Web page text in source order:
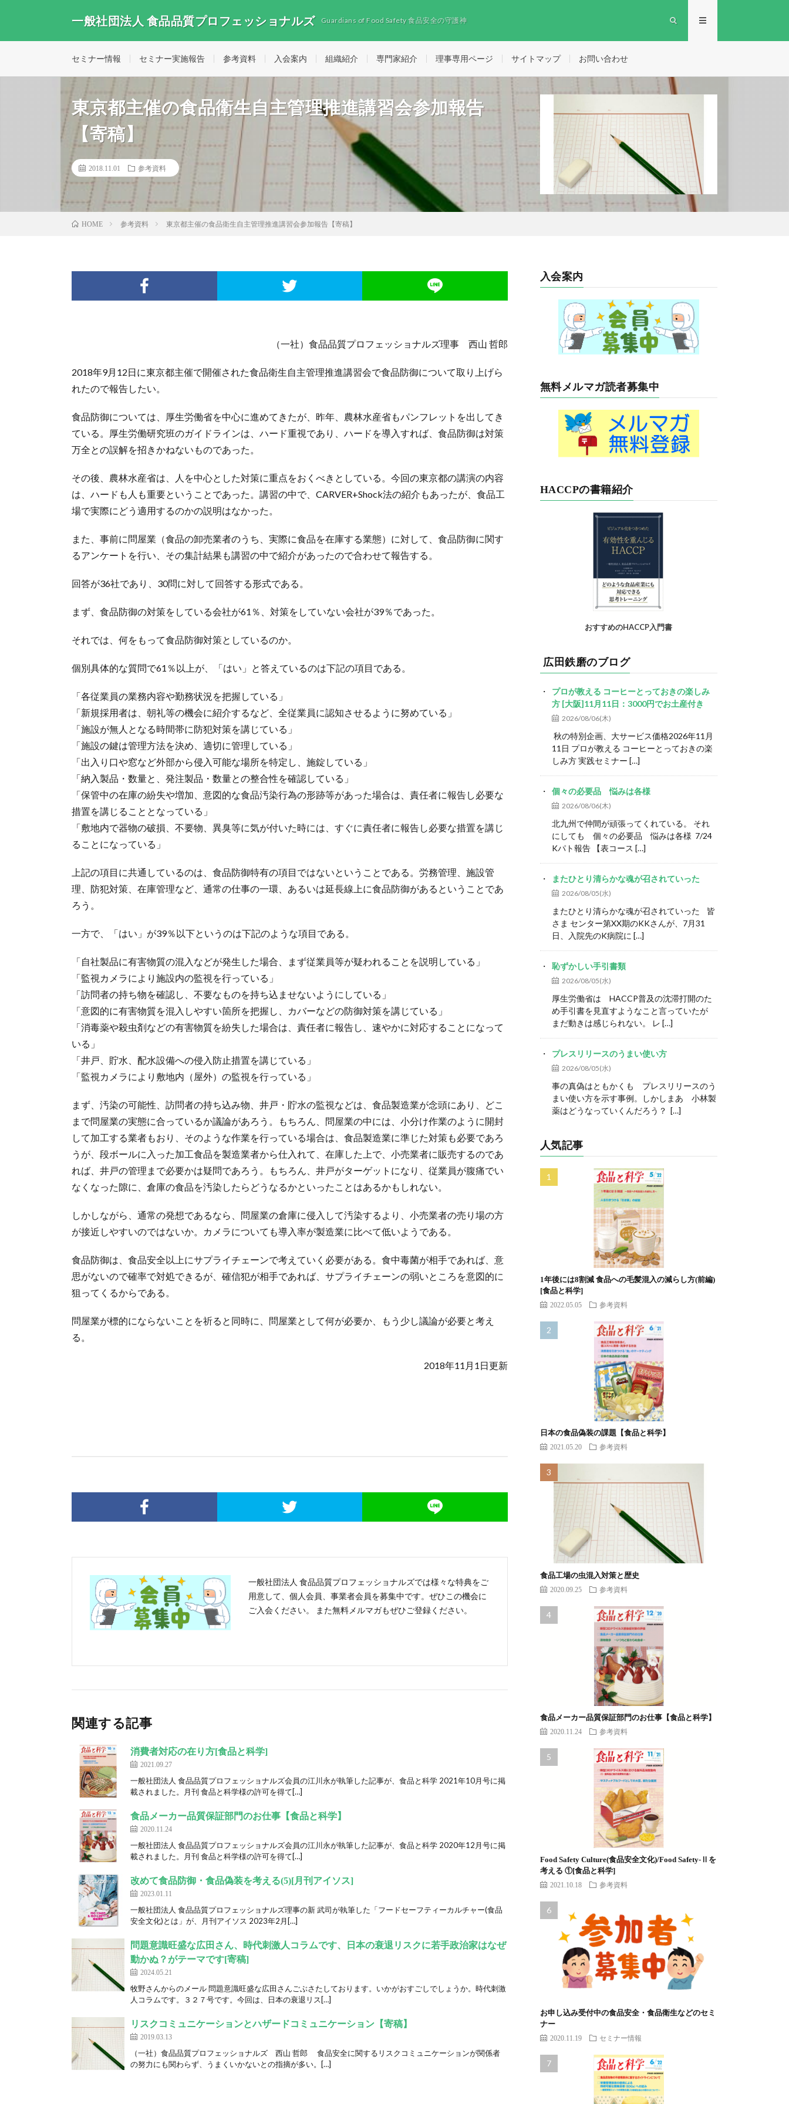
一般社団法人 食品品質プロフェッショナルズ Guardians of Food Safety 食品安全の守護神
セミナー情報 セミナー実施報告 参考資料 入会案内 組織紹介 専門家紹介 理事専用ページ サイトマップ お問い合わせ
東京都主催の食品衛生自主管理推進講習会参加報告
【寄稿】
2018.11.01 参考資料
HOME 参考資料 東京都主催の食品衛生自主管理推進講習会参加報告【寄稿】
（一社）食品品質プロフェッショナルズ理事 西山 哲郎
2018年9月12日に東京都主催で開催された食品衛生自主管理推進講習会で食品防御について取り上げら
れたので報告したい。
食品防御については、厚生労働省を中心に進めてきたが、昨年、農林水産省もパンフレットを出してき
ている。厚生労働研究班のガイドラインは、ハード重視であり、ハードを導入すれば、食品防御は対策
万全との誤解を招きかねないものであった。
その後、農林水産省は、人を中心とした対策に重点をおくべきとしている。今回の東京都の講演の内容
は、ハードも人も重要ということであった。講習の中で、CARVER+Shock法の紹介もあったが、食品工
場で実際にどう適用するのかの説明はなかった。
また、事前に問屋業（食品の卸売業者のうち、実際に食品を在庫する業態）に対して、食品防御に関す
るアンケートを行い、その集計結果も講習の中で紹介があったので合わせて報告する。
回答が36社であり、30問に対して回答する形式である。
まず、食品防御の対策をしている会社が61％、対策をしていない会社が39％であった。
それでは、何をもって食品防御対策としているのか。
個別具体的な質問で61％以上が、「はい」と答えているのは下記の項目である。
「各従業員の業務内容や勤務状況を把握している」
「新規採用者は、朝礼等の機会に紹介するなど、全従業員に認知させるように努めている」
「施設が無人となる時間帯に防犯対策を講じている」
「施設の鍵は管理方法を決め、適切に管理している」
「出入り口や窓など外部から侵入可能な場所を特定し、施錠している」
「納入製品・数量と、発注製品・数量との整合性を確認している」
「保管中の在庫の紛失や増加、意図的な食品汚染行為の形跡等があった場合は、責任者に報告し必要な
措置を講じることとなっている」
「敷地内で器物の破損、不要物、異臭等に気が付いた時には、すぐに責任者に報告し必要な措置を講じ
ることになっている」
上記の項目に共通しているのは、食品防御特有の項目ではないということである。労務管理、施設管
理、防犯対策、在庫管理など、通常の仕事の一環、あるいは延長線上に食品防御があるということであ
ろう。
一方で、「はい」が39％以下というのは下記のような項目である。
「自社製品に有害物質の混入などが発生した場合、まず従業員等が疑われることを説明している」
「監視カメラにより施設内の監視を行っている」
「訪問者の持ち物を確認し、不要なものを持ち込ませないようにしている」
「意図的に有害物質を混入しやすい箇所を把握し、カバーなどの防御対策を講じている」
「消毒薬や殺虫剤などの有害物質を紛失した場合は、責任者に報告し、速やかに対応することになって
いる」
「井戸、貯水、配水設備への侵入防止措置を講じている」
「監視カメラにより敷地内（屋外）の監視を行っている」
まず、汚染の可能性、訪問者の持ち込み物、井戸・貯水の監視などは、食品製造業が念頭にあり、どこ
まで問屋業の実態に合っているか議論があろう。もちろん、問屋業の中には、小分け作業のように開封
して加工する業者もおり、そのような作業を行っている場合は、食品製造業に準じた対策も必要であろ
うが、段ボールに入った加工食品を製造業者から仕入れて、在庫した上で、小売業者に販売するのであ
れば、井戸の管理まで必要かは疑問であろう。もちろん、井戸がターゲットになり、従業員が腹痛でい
なくなった隙に、倉庫の食品を汚染したらどうなるかといったことはあるかもしれない。
しかしながら、通常の発想であるなら、問屋業の倉庫に侵入して汚染するより、小売業者の売り場の方
が接近しやすいのではないか。カメラについても導入率が製造業に比べて低いようである。
食品防御は、食品安全以上にサプライチェーンで考えていく必要がある。食中毒菌が相手であれば、意
思がないので確率で対処できるが、確信犯が相手であれば、サプライチェーンの弱いところを意図的に
狙ってくるからである。
問屋業が標的にならないことを祈ると同時に、問屋業として何が必要か、もう少し議論が必要と考え
る。
2018年11月1日更新
一般社団法人 食品品質プロフェッショナルズでは様々な特典をご
用意して、個人会員、事業者会員を募集中です。ぜひこの機会に
ご入会ください。 また無料メルマガもぜひご登録ください。
関連する記事
消費者対応の在り方[食品と科学]
2021.09.27
一般社団法人 食品品質プロフェッショナルズ会員の江川永が執筆した記事が、食品と科学 2021年10月号に掲
載されました。月刊 食品と科学様の許可を得て[…]
食品メーカー品質保証部門のお仕事【食品と科学】
2020.11.24
一般社団法人 食品品質プロフェッショナルズ会員の江川永が執筆した記事が、食品と科学 2020年12月号に掲
載されました。月刊 食品と科学様の許可を得て[…]
改めて食品防御・食品偽装を考える(5)[月刊アイソス]
2023.01.11
一般社団法人 食品品質プロフェッショナルズ理事の新 武司が執筆した「フードセーフティーカルチャー(食品
安全文化)とは」が、月刊アイソス 2023年2月[…]
問題意識旺盛な広田さん、時代刺激人コラムです、日本の衰退リスクに若手政治家はなぜ
動かぬ？がテーマです[寄稿]
2024.05.21
牧野さんからのメール 問題意識旺盛な広田さんごぶさたしております。いかがおすごしでしょうか。時代刺激
人コラムです。３２７号です。今回は、日本の衰退リス[…]
リスクコミュニケーションとハザードコミュニケーション【寄稿】
2019.03.13
（一社）食品品質プロフェッショナルズ 西山 哲郎 食品安全に関するリスクコミュニケーションが関係者
の努力にも関わらず、うまくいかないとの指摘が多い。[…]
入会案内
無料メルマガ読者募集中
HACCPの書籍紹介
おすすめのHACCP入門書
広田鉄磨のブログ
プロが教える コーヒーとっておきの楽しみ
方 [大阪]11月11日：3000円でお土産付き
2026/08/06(木)
秋の特別企画、大サービス価格2026年11月
11日 プロが教える コーヒーとっておきの楽
しみ方 実践セミナー […]
個々の必要品 悩みは各様
2026/08/06(木)
北九州で仲間が頑張ってくれている。 それ
にしても 個々の必要品 悩みは各様 7/24
Kパト報告 【表コース […]
またひとり清らかな魂が召されていった
2026/08/05(水)
またひとり清らかな魂が召されていった 皆
さま センター第XX期のKKさんが、7月31
日、入院先のK病院に […]
恥ずかしい手引書類
2026/08/05(水)
厚生労働省は HACCP普及の沈滞打開のた
め手引書を見直すようなこと言っていたが
まだ動きは感じられない。 レ […]
プレスリリースのうまい使い方
2026/08/05(水)
事の真偽はともかくも プレスリリースのう
まい使い方を示す事例。しかしまあ 小林製
薬はどうなっていくんだろう？ […]
人気記事
1年後には8割減 食品への毛髪混入の減らし方(前編)
[食品と科学]
2022.05.05 参考資料
日本の食品偽装の課題【食品と科学】
2021.05.20 参考資料
食品工場の虫混入対策と歴史
2020.09.25 参考資料
食品メーカー品質保証部門のお仕事【食品と科学】
2020.11.24 参考資料
Food Safety Culture(食品安全文化)/Food Safety-Ⅱを
考える ①[食品と科学]
2021.10.18 参考資料
お申し込み受付中の食品安全・食品衛生などのセミ
ナー
2020.11.19 セミナー情報